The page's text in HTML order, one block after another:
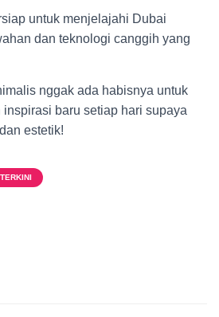
untuk menjelajahi Dubai
dan teknologi canggih yang
nggak ada habisnya untuk
baru setiap hari supaya
estetik!